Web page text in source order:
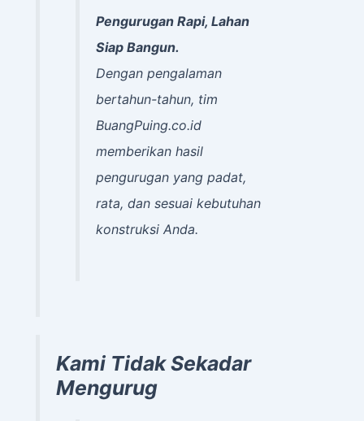
Pengurugan Rapi, Lahan
Siap Bangun.
Dengan pengalaman
bertahun-tahun, tim
BuangPuing.co.id
memberikan hasil
pengurugan yang padat,
rata, dan sesuai kebutuhan
konstruksi Anda.
Kami Tidak Sekadar
Mengurug